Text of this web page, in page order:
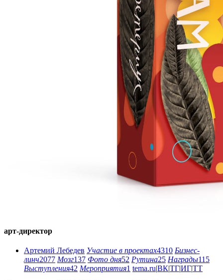
арт-директор
Артемий Лебедев Участие в проектах4310 Бизнес-
линч2077 Мозг137 Фото дня52 Рутина25 Награды115
Выступления42 Мероприятия1 tema.ru|ВК|ТГ|ИГ|ТТ